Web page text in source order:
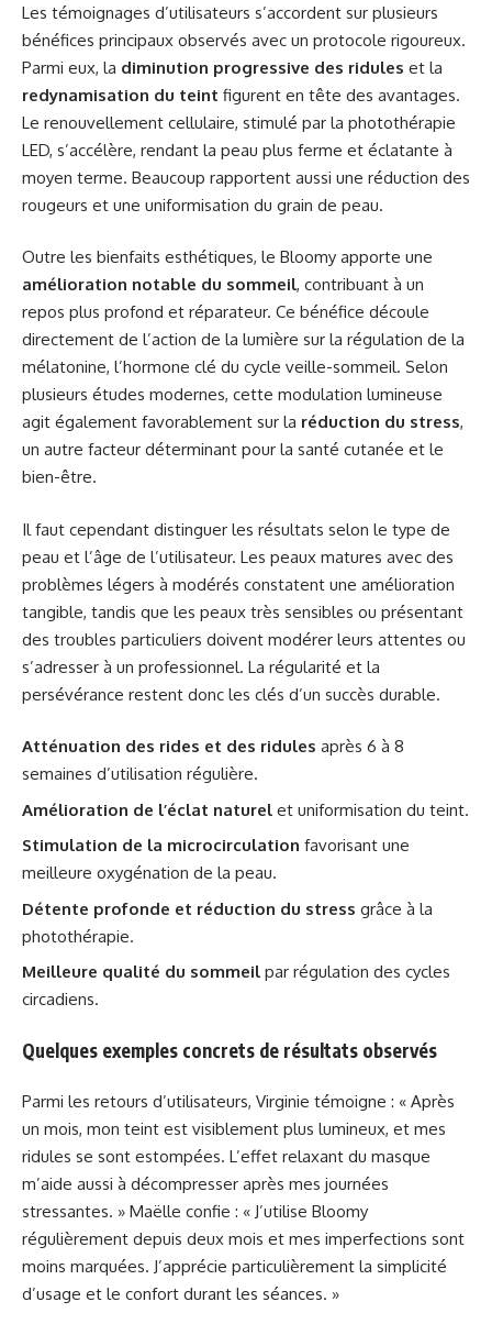
Les témoignages d’utilisateurs s’accordent sur plusieurs
bénéfices principaux observés avec un protocole rigoureux.
Parmi eux, la diminution progressive des ridules et la
redynamisation du teint figurent en tête des avantages.
Le renouvellement cellulaire, stimulé par la photothérapie
LED, s’accélère, rendant la peau plus ferme et éclatante à
moyen terme. Beaucoup rapportent aussi une réduction des
rougeurs et une uniformisation du grain de peau.
Outre les bienfaits esthétiques, le Bloomy apporte une
amélioration notable du sommeil, contribuant à un
repos plus profond et réparateur. Ce bénéfice découle
directement de l’action de la lumière sur la régulation de la
mélatonine, l’hormone clé du cycle veille-sommeil. Selon
plusieurs études modernes, cette modulation lumineuse
agit également favorablement sur la réduction du stress,
un autre facteur déterminant pour la santé cutanée et le
bien-être.
Il faut cependant distinguer les résultats selon le type de
peau et l’âge de l’utilisateur. Les peaux matures avec des
problèmes légers à modérés constatent une amélioration
tangible, tandis que les peaux très sensibles ou présentant
des troubles particuliers doivent modérer leurs attentes ou
s’adresser à un professionnel. La régularité et la
persévérance restent donc les clés d’un succès durable.
Atténuation des rides et des ridules après 6 à 8
semaines d’utilisation régulière.
Amélioration de l’éclat naturel et uniformisation du teint.
Stimulation de la microcirculation favorisant une
meilleure oxygénation de la peau.
Détente profonde et réduction du stress grâce à la
photothérapie.
Meilleure qualité du sommeil par régulation des cycles
circadiens.
Quelques exemples concrets de résultats observés
Parmi les retours d’utilisateurs, Virginie témoigne : « Après
un mois, mon teint est visiblement plus lumineux, et mes
ridules se sont estompées. L’effet relaxant du masque
m’aide aussi à décompresser après mes journées
stressantes. » Maëlle confie : « J’utilise Bloomy
régulièrement depuis deux mois et mes imperfections sont
moins marquées. J’apprécie particulièrement la simplicité
d’usage et le confort durant les séances. »